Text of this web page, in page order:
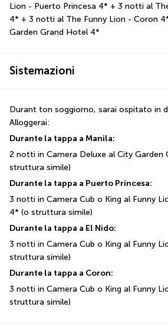
Lion - Puerto Princesa 4* + 3 notti al
4* + 3 notti al The Funny Lion - Coron
Garden Grand Hotel 4*
Sistemazioni
Durant ton soggiorno, sarai ospitato in
Alloggerai:
Durante la tappa a Manila:
2 notti in Camera Deluxe al City Garden
struttura simile)
Durante la tappa a Puerto Princesa:
3 notti in Camera Cub o King al Funny
4* (o struttura simile)
Durante la tappa a El Nido:
3 notti in Camera Cub o King al Funny
struttura simile)
Durante la tappa a Coron:
3 notti in Camera Cub o King al Funny
struttura simile)